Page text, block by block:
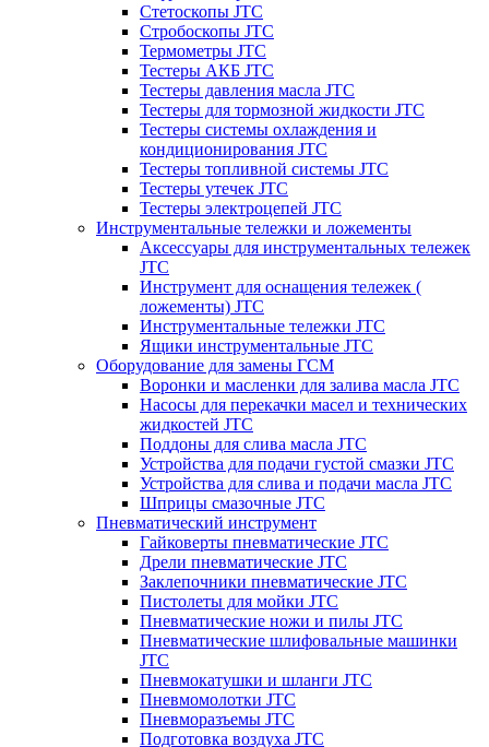
Стетоскопы JTC
Стробоскопы JTC
Термометры JTC
Тестеры АКБ JTC
Тестеры давления масла JTC
Тестеры для тормозной жидкости JTC
Тестеры системы охлаждения и
кондиционирования JTC
Тестеры топливной системы JTC
Тестеры утечек JTC
Тестеры электроцепей JTC
Инструментальные тележки и ложементы
Аксессуары для инструментальных тележек
JTC
Инструмент для оснащения тележек (
ложементы) JTC
Инструментальные тележки JTC
Ящики инструментальные JTC
Оборудование для замены ГСМ
Воронки и масленки для залива масла JTC
Насосы для перекачки масел и технических
жидкостей JTC
Поддоны для слива масла JTC
Устройства для подачи густой смазки JTC
Устройства для слива и подачи масла JTC
Шприцы смазочные JTC
Пневматический инструмент
Гайковерты пневматические JTC
Дрели пневматические JTC
Заклепочники пневматические JTC
Пистолеты для мойки JTC
Пневматические ножи и пилы JTC
Пневматические шлифовальные машинки
JTC
Пневмокатушки и шланги JTC
Пневмомолотки JTC
Пневморазъемы JTC
Подготовка воздуха JTC